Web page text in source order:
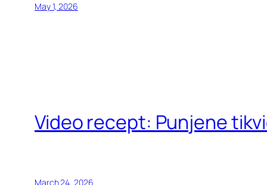
May 1, 2026
Video recept: Punjene
March 24, 2026